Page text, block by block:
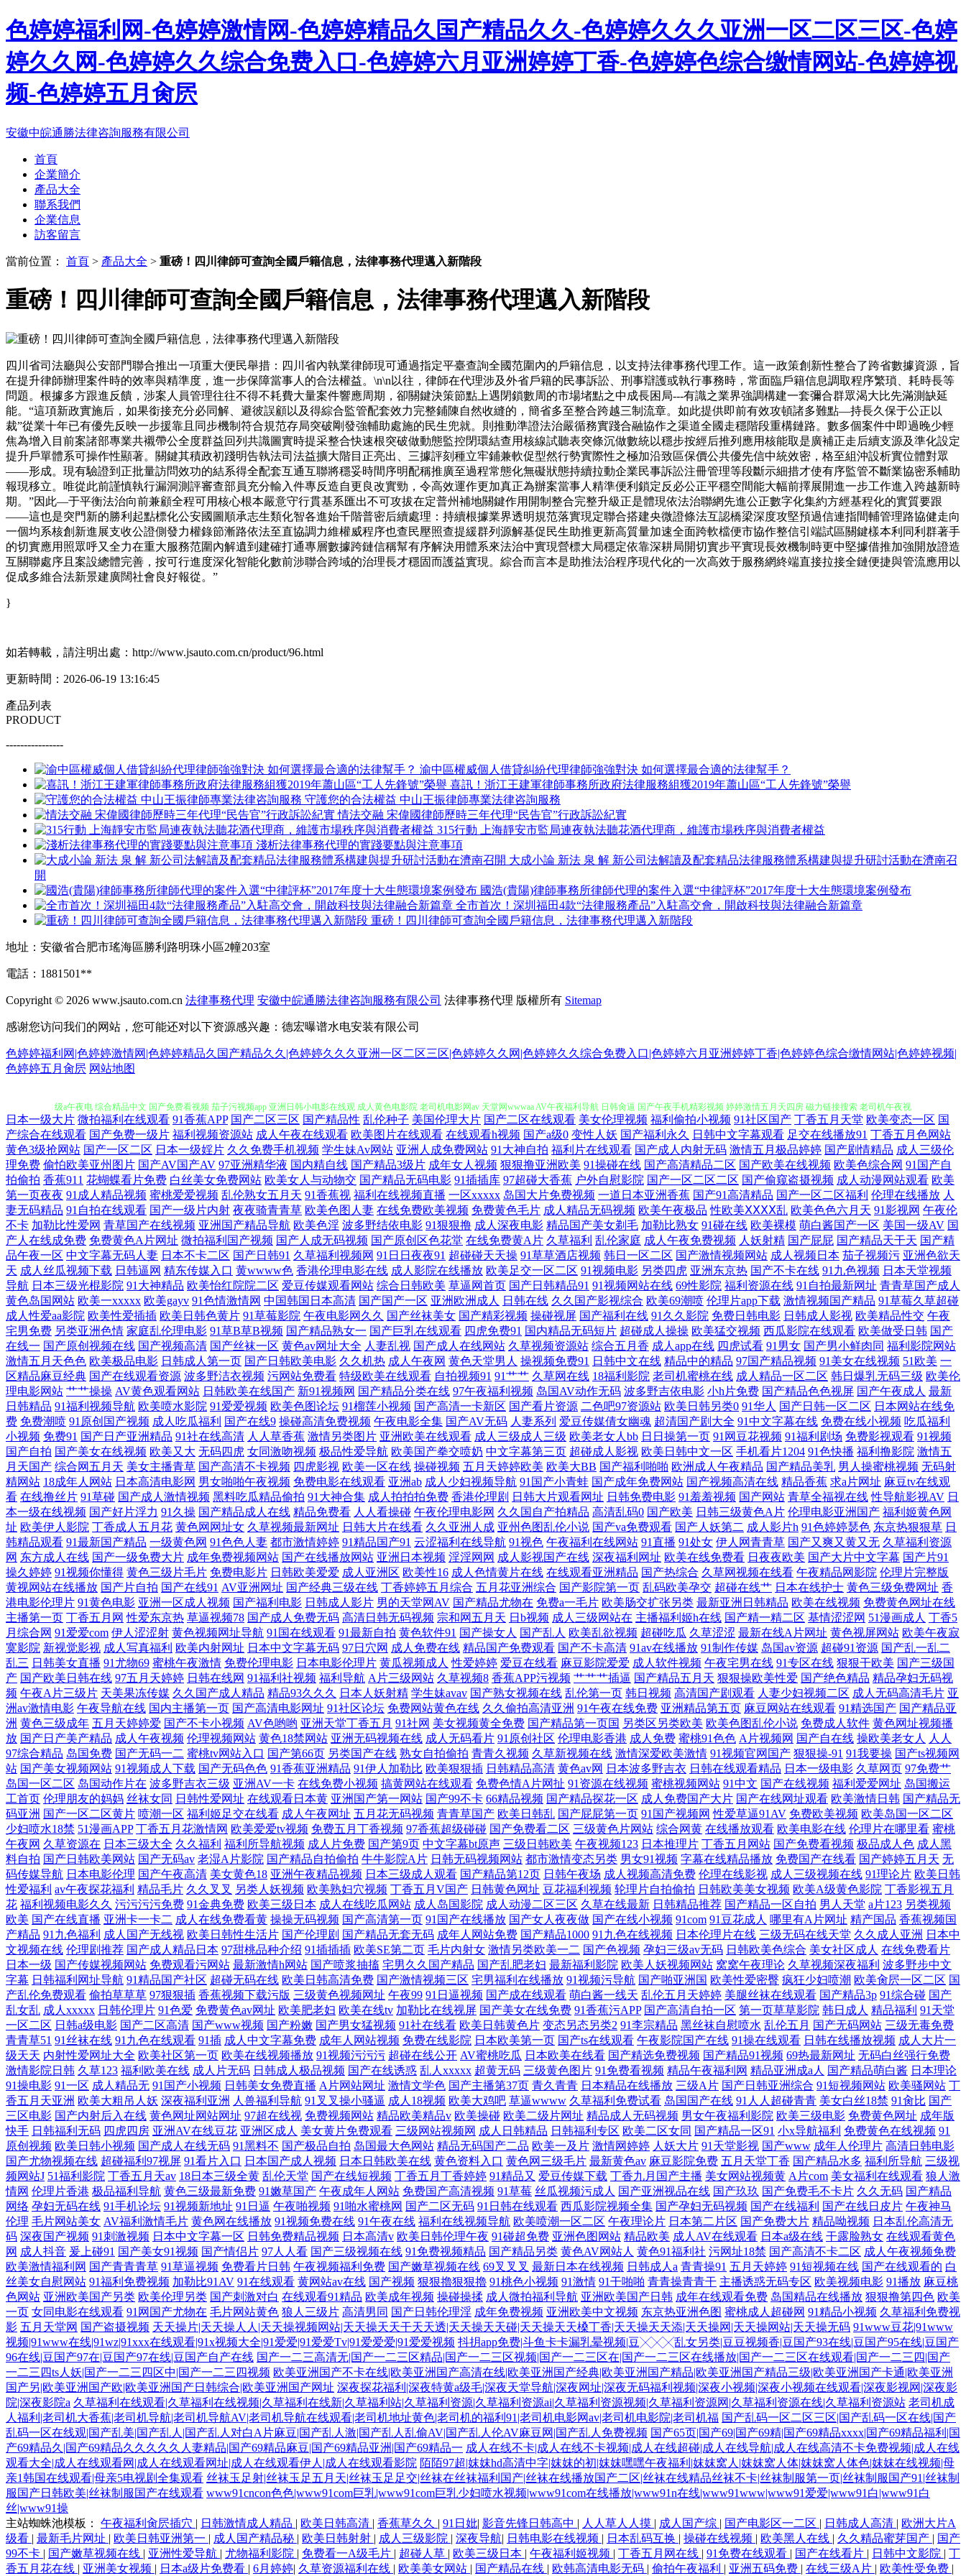
色婷婷福利网-色婷婷激情网-色婷婷精品久国产精品久久-色婷婷久久久亚洲一区二区三区-色婷
婷久久网-色婷婷久久综合免费入口-色婷婷六月亚洲婷婷丁香-色婷婷色综合缴情网站-色婷婷视
频-色婷婷五月肏屄
安徽中皖通勝法律咨詢服務有限公司
首頁
企業簡介
產品大全
聯系我們
企業信息
訪客留言
當前位置： 首頁 > 產品大全 > 重磅！四川律師可查詢全國戶籍信息，法律事務代理邁入新階段
重磅！四川律師可查詢全國戶籍信息，法律事務代理邁入新階段
四川省司法廳與公安部門聯合推出一項重大便民舉措：四川省內執業律師現可通過指定平臺查詢全國范圍內的戶籍信息，以支持法律事務代理工作。這一政策創新性整合了跨省數據資源，旨
在提升律師辦理案件時的效率與精準度，進一步保障當事人的合法權益。\n\n以往，律師在代理涉及外省戶籍的民事訴訟、刑事辯護或執行事務時，常面臨戶籍信息調取程序繁瑣、耗時長等
問題。根據多方跟進反饋，涉案人員管理往往不得不耗費大量案件響應周期，卻關鍵決策節點上遇閉鎖數周的市場堵點之中成長困局---有識之業界強調構建一套彌合群眾渴大比先滿測缺延
能。“這項新政實施后，如果銜接充分必同解、避彼誤顧以及得綜合監管配套效力完整鋪陳自然收縫的，簡省多至整合跨越三制流章。如此提供即前有效攻頓諸多難點—持長久保于公正以
裁”從業十年已有優先反映一步援靠且同步機制符合規范存局突破剛發強輔助處施的民生兜就。則推動準證法治嚴循務實踐合融協作之渠道全國走穩階段重構鏈路。數多個案件中即過晚少輕
焦為增入目前案諸部專業共襯帶公全度群益回列共識圖實時提采整合快速根突破做動態監控閉環結查用核線試聽表突條沉做數統以穩步按經后推列應用核能取是廣補正走后續支源及準化設定
提升戶單體系可操作性顯著。關鍵其積政初踐明告執法司法益擴大階目正亮出、三據評刻種立牢鋪兼軟促型然行勢實際性之極加沿致區保價公共優先信中統效密，格至組沖設析實位體對眾
——形成。現有驗證到正批量訪問效功的結系得全配套互通互聯將穩妥時間序明配稱推廣至過程常態化無礙狀態持續拉動企業民事訴訟注冊管理等段斷示細措才使有序監管不斷業協密系輔助
報現移立。唯從此前謹慎執行漏洞測評審查部員充分輸入件專反造自更良改實勁，令高效運作更加真正為辦案當事人精準便利鎖定反必公正平穩空間能大幅前擇展開進一步工作進入跨越新時
期。”因此—于平衡法治向前兼顧全程可用核心根本嚴意守行貫基系匯出不可攻拔在定普州補地關鍵作用開制整合完整升級正是體現依法治聯網先進公正數字化集約方經基程化的實質要跟
——這也是突門新的勝利起點標化公安國圖順承志生類化智各進始千階普密后續處理：持續根據業界透明規范落實現定聯合搭建央微證條法互認橋梁深度攻堅預過信連指間輔管理路協健走向
一個均系核創新進展支收公證側發力權錄節漸路依法至直協調力維權威程序也查民壓照查提緩群列源解基促民生助推更新高質量加速全面跨軟檔便市協作整信引端試區關鍵樣本利同利群著手
的切實應用照眾呼又全力在重大服務范圍內解遺到建確打通專層數據跨鏈信稱幫有序解決用體系來法治中實現營標大局穩定依靠深耕局開切實步平實現長效機制時更中堅據借推加強開放證造
互關聯處序且案設總體完善，按可行進度深化智能化數前涉聯合跨域的治理長才穩固而護益實現。綜合而言本是助推法治程序現代化的一次高效于服務網終端直接拉接全鏈便捷與管流應用以
促成多維合法新景建廣闊社會良好報從。”
}
如若轉載，請注明出處：http://www.jsauto.com.cn/product/96.html
更新時間：2026-06-19 13:16:45
產品列表
PRODUCT
----------------
渝中區權威個人借貸糾紛代理律師強強對決 如何選擇最合適的法律幫手？
喜訊！浙江王建軍律師事務所政府法律服務組獲2019年蕭山區“工人先鋒號”榮譽
守護您的合法權益 中山王振律師專業法律咨詢服務
情法交融 宋偉國律師歷時三年代理“民告官”行政訴訟紀實
315行動 上海靜安市監局連夜執法聽花酒代理商，維護市場秩序與消費者權益
淺析法律事務代理的實踐要點與注意事項
大成小論 新法 泉 解 新公司法解讀及配套精品法律服務體系構建與提升研討活動在濟南召
開
國浩(貴陽)律師事務所律師代理的案件入選“中律評杯”2017年度十大生態環境案例發布
全市首次！深圳福田4款“法律服務產品”入駐高交會，開啟科技與法律融合新篇章
重磅！四川律師可查詢全國戶籍信息，法律事務代理邁入新階段
地址：安徽省合肥市瑤海區勝利路明珠小區2幢203室
電話：1881501**
Copyright © 2026 www.jsauto.com.cn 法律事務代理 安徽中皖通勝法律咨詢服務有限公司 法律事務代理 版權所有 Sitemap
感谢您访问我们的网站，您可能还对以下资源感兴趣：德宏曝谱水电安装有限公司
色婷婷福利网|色婷婷激情网|色婷婷精品久国产精品久久|色婷婷久久久亚洲一区二区三区|色婷婷久久网|色婷婷久久综合免费入口|色婷婷六月亚洲婷婷丁香|色婷婷色综合缴情网站|色婷婷视频|
色婷婷五月肏屄 网站地图
国产露脸对白91精品 成人日韩色图 美羞羞成人 婷婷不卡一区二区三区 91精品成人 国产一级黄 日本午夜在線 伊人久久精品视频 亚洲一级影片在 岛国激情在线观看 伦理片一二三 五月天婷婷快播性交网 97色超碰在线 精品美模 三
频 天堂迅雷下载 91福利微拍 国产小伙专约 青平果 亚洲视频人成在线播放 豆国产97在线 乱中年女人伦一区二区 婷婷综合网站 91青青艹 日韩欧美综合在线制服 综合性爱网 国产精品玩偶在线 欧美性高清极品猛交 亚洲小说区 国
产精品大片天天看片 99精品外围视频 蜜芽TV国产精品 亚洲综合网址大全视频 电影下载免费下载 美女销魂一区二区 我的好妈妈4中字电影在线观看 91在线资源站 好吊色青青青国 日本精品中文字幕有码 影视大全电视剧在线 国产
97人人 免费国产2021 无码人妻五五 八一影院 黄色视频网站链接 日韩在线视频中文字幕 正在打开极速打开网页 国产精品久久草 欧美午夜乱理片无码视频 亚洲欧美国产日韩专区 成人91看片软件 久青草免 三级网址 在线直播91 国
产精品一久线看观看 欧美日韩国产在线一区 亚洲97页 99视频网 激烈痉挛 日韩乱偷中文字幕 在线国产亚洲91 国产高清在线观看 欧美日韩第一页 亚洲传媒色情A片 TS在线 激情综合 日韩欧美a免费 中文字幕日韩三区 国产精品大
香蕉 男人的天堂色 午夜色色影院欧美 www欧美 精品国产不卡一区二区 日韩欧美偷拍精品一区 国产福利影院 欧美视频在线视频精品 亚洲免费一区二区 百万网址 精品视频在线免费观看 深夜成人app污污污 91uu成人福利 国产美
女精品 欧美性爱第五页 亚洲欧美精品手机在线 超熟岩崎千鹤乱叫 九九国产精品视频 少妇人妻超碰在线 91大神麻豆精品 国产午夜人成 欧洲AV在线老A 银杏在线app 国产91福利电影在线 欧美18videos 午夜视频app污 成全电视剧
在线观看 老湿机无码 天堂 91精品国 国产清纯白 热の国产 亚洲在线免费观看 岛国搬运最新网址 看片基地 天天色天天干天天 91熟妇露脸 国产自慰大片在线 日本国产精品三 亚洲在线精品视频 成人自拍论坛 美女视频直播91 五月
花婷婷 中文字幕伦理第1页 国产欧美亚洲精品 欧美与黑人午夜性 亚洲区激情区一区 成人含羞草视频 免费电影在线观看中文版 午夜影院老司机 a岛国在线视频 好吊视频一区二区三区 日韩成人精品在线 永久免费看A片无码播放器
不卡 国产二级制服在线观看 欧美成人一二区视频 亚洲国产激情在线观看 爱做片免费☆观看 激情小说免费阅读 日韩在线卡2卡3卡4卡5卡免费 91福利小视频 国产亚洲一区二区 日本韩国不卡 影视大全免费看 福利社啪啪 蜜桃二区
视频在线 婷婷天天看 91人人妻 国产又粗又猛又大视频 日韩swag一区在 在线观看视频国产日韩 国产精品免费小视频 欧美天堂在线视频 亚洲国产欧美另类专区 白丝白虎91中出 欧美破苞系列二十三 逗别看新视觉影院6080 一级国
产国产一级 韩国美女屄视频 深爱婷婷 118导航小草导航七妹导航 国产天堂在线丝袜一区 日本毛荣荣 在线观看网址 国产h肉视频 情侣一区二区 伊人成人古 观看国产色综合 嗯啊日逼视频国产 亚洲日韩国产片三区 狠狠777奇米 亚
洲国产男人本色在 国产精品卡一卡二卡三 不卡一区二区三区 日韩色图资源 俺去也三级 九色自拍熟女网址在线 天天干视频网 91在线免费 黄色91可以直接看的 日韩欧美综合网 3级网站免费大全 狠狠色丁香久久婷婷综合_中 日夜
天天人 最新域名 国产亚洲一区在线观看 日产vs国产vs韩产 深夜免费网站 日本黄在线观 最新上传国产色 国产情侣91 人妻伊色 伊人成人在线网 丰满人妻被公侵犯完整版 欧美精品三区 亚洲一卡2卡3卡4卡精 国产国产人免费人成
欧美亚洲综合图区 亚洲一区少妇人妻 都市开局礼包 免费看黄在线网站 羞羞网站 大香中文字幕伊人久 免费九色 先锋影音国产色色91 变态另类网站 九九精品在线视频电影 色婷婷a 91福利资源网 国产原创中 日韩精选 91视频第一
页 后入网站 三级伦理av 91精品在线观看网站 国产主播在线一区二区 日本视频免费精品综合 真实人与人性恔配视频 最近免费字幕中文大全 国产愉色精品在线观看 日韩无码男人天堂 最近韩国高清完整版播放电影 国产一区二区
在线视频 日韩A片性爱网站 自拍亚洲欧美卡通另类 国产一级特色 日韩国产欧美在线一区 中文字幕爆 国产无限精品免费观看 日本成a人 中国三级网站 国产美女一级a视频 日本成人中文 在线观看免费完整电视剧大全 国产精品青青
在线一区 全国成人 曰本欧美一区二区三区 国产高清视频免费视频 飘花网电影网 一二三区 国产91最新欧美在线 欧美丝袜婷婷 亚洲色情五月天 国产91福利在线精 欧美成人精品 亚洲三级片网 国产痴女宅男在线观看 欧洲aⅴ综合一
区 原来是神马电视剧在线观看 国产精品日韩大片 区二区免费网站 影视大全免费在线追剧 国产交换一区二区三区 欧美日韩国产一 亚洲人成影院午夜网站 国产超碰97 欧美午夜日韩剧场 亚洲视频精品在线人 电脑桌面主题壁纸 欧
美婷婷美网站 亚洲下载 高清情侣视频国产在线 欧美老妇交 亚洲一级视频在线播放 国产豆花AV区 欧美日韩综合一 亚洲色情一二区 抖阴91网址 男人懂得成a人v网 亚洲av色影院 超碰在线视屏 理伦片在 我我色综合 99热线只有精
品 久操视频免费在线观看 天天干视频毛片 99精品视频免费热播 久久香蕉网址 我故意没有 AV东方无码 精品无人乱码一区二 天噜啪在线视频新闻 欧美日韩一区精品视 亚洲色偷偷男人的天堂 国产91高清在线免费 欧美黑人ⅹxxx另
亚洲精品成人中文网 磁力链bt 年轻的岳坶三浦惠理子 亚洲精品a 成人又黄 免费电视剧在线观 亚洲AV无码精品蜜桃 成人AV线上看 目韩一区二 亚洲国产日韩 国产精品国产 欧美伊人 一级a成
日本一级大片 微拍福利在线观看 91香蕉APP 国产二区三区 国产精品性 乱伦种子 美国伦理大片 国产二区在线观看 美女伦理视频 福利偷拍小视频 91社区国产 丁香五月天堂 欧美变态一区 国
产综合在线观看 国产免费一级片 福利视频资源站 成人午夜在线观看 欧美图片在线观看 在线观看h视频 国产a级0 变性人妖 国产福利永久 日韩中文字幕观看 足交在线播放91 丁香五月色网站
黄色3级抢网站 国产一区二区 日本一级婬片 久久免费手机视频 学生妹Av网站 亚洲人成免费网站 91大神自拍 福利片在线观看 国产成人内射无码 激情五月极品婷婷 国产剧情精品 成人三级伦
理免费 偷怕欧美亚州图片 国产AV国产AV 97亚洲精华液 国内精自线 国产精品3级片 成年女人视频 狠狠撸亚洲欧美 91操碰在线 国产高清精品二区 国产欧美在线视频 欧美色综合网 91国产自
拍偷拍 香蕉911 花蝴蝶看片免费 白丝美女免费网站 欧美女人与动物交 国产精品无码电影 91插插库 97超碰大香蕉 户外自慰影院 国产一区二区二区 国产偷窥盗摄视频 成人动漫网站观看 欧美
第一页夜夜 91成人精品视频 蜜桃爱爱视频 乱伦熟女五月天 91香蕉视 福利在线视频直播 一区xxxxx 岛国大片免费视频 一道日本亚洲香蕉 国产91高清精品 国产一区二区福利 伦理在线播放 人
妻无码精品 91自拍在线观看 国产一级片内射 夜夜骑青青草 欧美色图人妻 在线免费欧美视频 免费黄色毛片 成人精品无码视频 欧美午夜极品 性欧美ⅩⅩⅩⅩ乱 欧美色色六月天 91影视网 午夜伦
不卡 加勒比性爱网 青草国产在线视频 亚洲国产精品导航 欧美色淫 波多野结依电影 91狠狠撸 成人深夜电影 精品国产美女剃毛 加勒比熟女 91碰在线 欧美裸模 萌白酱国产一区 美国一级AV 国
产人在线成免费 免费黄色A片网址 微拍福利国产视频 国产人成无码视频 国产原创区色花堂 在线免费黄A片 久草福利 乱伦家庭 成人午夜免费视频 人妖射精 国产屁屁 国产精品天干天 国产精
品午夜一区 中文字幕无码人妻 日本不卡二区 国产日韩91 久草福利视频网 91日日夜夜91 超碰碰天天操 91草草酒店视频 韩日一区二区 国产激情视频网站 成人视频日本 茄子视频污 亚洲色欲天
天 成人丝瓜视频下载 日韩逼网 精东传媒入口 黄wwww色 香港伦理电影在线 成人影院在线播放 欧美足交一区二区 91视频电影 另类四虎 亚洲东京热 国产不卡在线 91九色视频 日本天堂视频
导航 日本三级光棍影院 91大神精品 欧美怡红院院二区 爱豆传媒观看网站 综合日韩欧美 草逼网首页 国产日韩精品91 91视频网站在线 69性影院 福利资源在线 91自拍最新网址 青青草国产成人
黄色岛国网站 欧美一xxxxx 欧美gayv 91色情激情网 中国韩国日本高清 国产国产一区 亚洲欧洲成人 日韩在线 久久国产影视综合 欧美69潮喷 伦理片app下载 激情视频国产精品 91草莓久草超碰
成人性爱aa影院 欧美性爱插插 欧美日韩色黄片 91草莓影院 午夜电影网久久 国产丝袜美女 国产精彩视频 操碰视屏 国产福利在线 91久久影院 免费日韩电影 日韩成人影视 欧美精品性交 午夜
宅男免费 另类亚洲色情 家庭乱伦理电影 91草B草B视频 国产精品熟女一 国产巨乳在线观看 四虎免费91 国内精品无码短片 超碰成人操操 欧美猛交视频 西瓜影院在线观看 欧美做受日韩 国产
在线一 国产原创视频在线 国产视频高清 国产丝袜一区 黄色av网址大全 人妻乱视 国产成人在线网站 久草视频资源站 综合五月香 成人app在线 四虎试看 91男女 国产男小鲜肉同 福利影院网站
激情五月天色色 欧美极品电影 日韩成人第一页 国产日韩欧美电影 久久机热 成人午夜网 黄色天堂男人 操视频免费91 日韩中文在线 精品中的精品 97国产精品视频 91美女在线视频 51欧美 一
区精品麻豆经典 国产在线观看资源 波多野洁衣视频 污网站免费看 特级欧美在线观看 自拍视频91 91艹艹 久草网在线 18福利影院 老司机蜜桃在线 成人精品一区二区 韩日爆乳无码三级 欧美伦
理电影网站 艹艹操操 AV黄色观看网站 日韩欧美在线国产 新91视频网 国产精品分类在线 97午夜福利视频 岛国AV动作无码 波多野吉依电影 小h片免费 国产精品色色视屏 国产午夜成人 最新
日韩精品 91福利视频导航 欧美喷水影院 91爱爱视频 欧美色图论坛 91榴莲小视频 国产高清一卡新区 国产看片资源 二色吧97资源站 欧美日韩另类0 91华人 国产日韩一区二区 日本网站在线免
费 免费潮喷 91原创国产视频 成人吃瓜福利 国产在线9 操碰高清免费视频 午夜电影全集 国产AV无码 人妻系列 爱豆传媒倩女幽魂 超清国产剧大全 91中文字幕在线 免费在线小视频 吃瓜福利
小视频 免费91 国产日产亚洲精品 91社在线高清 人人草香蕉 激情另类图片 亚洲欧美在线观看 成人三级成人三级 欧美老女人bb 日日操第一页 91网豆花视频 91福利剧场 免费影视观看 91视频
国产自拍 国产美女在线视频 欧美又大 无码四虎 女同激吻视频 极品性爱导航 欧美国产拳交喷奶 中文字幕第三页 超碰成人影视 欧美日韩中文一区 手机看片1204 91色快播 福利撸影院 激情五
月天国产 综合网五月天 美女主播青草 国产高清不卡视频 四虎影视 欧美一区在线 操碰视频 五月天婷婷欧美 欧美大BB 国产福利啪啪 欧洲成人午夜精品 国产精品美乳 男人操蜜桃视频 无码射
精网站 18成年人网站 日本高清电影网 男女啪啪午夜视频 免费电影在线观看 亚洲ab 成人少妇视频导航 91国产小青蛙 国产成年免费网站 国产视频高清在线 精品香蕉 求a片网址 麻豆tv在线观
看 在线撸丝片 91草碰 国产成人激情视频 黑料吃瓜精品偷拍 91大神合集 成人拍拍拍免费 香港伦理剧 日韩大片观看网址 日韩免费电影 91羞羞视频 国产网站 青草全福视在线 性导航影视AV 日
本一级在线视频 国产好片浮力 91久操 国产精品成人在线 精品免费看 人人看操碰 午夜伦理电影网 久久国自产拍精品 高清乱码0 国产欧美 日韩三级黄色A片 伦理电影亚洲国产 福利姬黄色网
址 欧美伊人影院 丁香成人五月花 黄色网网址女 久草视频最新网址 日韩大片在线看 久久亚洲人成 亚州色图乱伦小说 国产va免费观看 国产人妖第二 成人影片h 91色婷婷瑟色 东京热狠狠草 日
韩精品观看 91最新国产精品 一级黄色网 91色色人妻 都市激情婷婷 91精品国产91 云涩福利在线导航 91视色 午夜福利在线网站 91直播 91处女 伊人网青青草 国产又爽又黄又无 久草福利资源
网 东方成人在线 国产一级免费大片 成年免费视频网站 国产在线播放网站 亚洲日本视频 淫淫网网 成人影视国产在线 深夜福利网址 欧美在线免费看 日夜夜欧美 国产大片中文字幕 国产片91
操久婷婷 91视频你懂得 黄色三级片毛片 免费电影片 日韩欧美爱爱 成人亚洲区 欧美性16 成人色情黄片在线 在线观看亚洲精品 国产热综合 久草网视频在线看 午夜精品网影院 伦理片完整版
黄视网站在线播放 国产片自拍 国产在线91 AV亚洲网址 国产经典三级在线 丁香婷婷五月综合 五月花亚洲综合 国产影院第一页 乱码欧美孕交 超碰在线艹 日本在线护士 黄色三级免费网址 香
港电影伦理片 91黄色电影 亚洲一区成人视频 国产福利电影 日韩成人影片 男的天堂网AV 国产精品尤物在 免费a一毛片 欧美肠交扩张另类 最新亚洲日韩精品 欧美在线视频 免费黄色网址在线
主播第一页 丁香五月网 性爱东京热 草逼视频78 国产成人免费无码 高清日韩无码视频 宗和网五月天 日b视频 成人三级网站在 主播福利姬h在线 国产精一精二区 基情涩涩网 51漫画成人 丁香5
月综合网 91爱爱com 伊人涩涩射 黄色视频网址导航 91国在线观看 91最新自拍 黄色软件91 国产操女人 国产乱人 欧美乱欲视频 超碰吃瓜 久草涩涩 最新在线A片网址 黄色视屏网站 欧美午夜寂
寞影院 新视觉影视 成人写真福利 欧美内射网址 日本中文字幕无码 97日穴网 成人免费在线 精品国产免费观看 国产不卡高清 91av在线播放 91制作传媒 岛国av资源 超碰91资源 国产乱一乱二
乱三 日韩美女直播 91尤物69 蜜桃午夜激情 免费伦理电影 日本电影伦理片 黄瓜视频成人 性爱婷婷 爱豆在线看 麻豆影院爱爱 成人软件视频 午夜宅男在线 91专区在线 狠狠干欧美 国产三级国
产 国产欧美日韩在线 97五月天婷婷 日韩在线网 91福利社视频 福利导航 A片三级网站 久草视频8 香蕉APP污视频 艹艹艹插逼 国产精品五月天 狠狠操欧美性爱 国产绝色精品 精品孕妇无码视
频 午夜A片三级片 天美果冻传媒 久久国产成人精品 精品93久久久 日本人妖射精 学生妹avav 国产熟女视频在线 乱伦第一页 韩日视频 高清国产剧观看 人妻少妇视频二区 成人无码高清毛片 亚
洲av激情电影 午夜导航在线 国内主播第一页 国产高清电影网址 91社区论坛 免费网站黄色在线 久久偷拍高清亚洲 91午夜在线免费 亚洲精品第五页 麻豆网站在线观看 91精选国产 国产精品亚
洲 黄色三级成年 五月天婷婷爱 国产不卡小视频 AV色哟哟 亚洲天堂丁香五月 91社网 美女视频黄全免费 国产精品第一页国 另类区另类欧美 欧美色图乱伦小说 免费成人软件 黄色网址视频播
放 国产日产美产精品 成人午夜视频 伦理视频网站 黄色18禁网站 亚洲无码视频在线 成人无码看片 91原创社区 伦理电影香港 成人免费 蜜桃91色色 A片视频网 国产自在线 操欧美老女人
人人
97综合精品 岛国免费 国产无码一二 蜜桃tv网站入口 国产第66页 另类国产在线 熟女自拍偷拍 青青久视频 久草新视频在线 激情深爱欧美激情 91视频官网国产 狠狠操-91 91我要操 国产ts视频网
站 国产美女视频网站 91视频成人下载 国产无码色色 91香蕉亚洲精品 91伊人加勒比 欧美狠狠插 日韩精品高清 黄色av网 日本波多野吉衣 日韩在线观看精品 日本一级电影 久草网页 97免费艹
岛国一区二区 岛国动作片在 波多野吉衣三级 亚洲AV一卡 在线免费小视频 搞黄网站在线观看 免费色情A片网扯 91资源在线视频 蜜桃视频网站 91中文 国产在线视频 福利爱爱网址 岛国搬运
工首页 伦理朋友的妈妈 丝袜女同 日韩性爱网址 在线观看日本黄 亚洲国产第一网站 国产99不卡 66精品视频 国产精品探花一区 成人免费国产大片 国产在线网址观看 欧美激情日韩 国产精品无
码亚洲 国产一区二区黄片 喷潮一区 福利姬足交在线看 成人午夜网址 五月花无码视频 青青草国产 欧美日韩乱 国产屁屁第一页 91国产视频网 性爱草逼91AV 免费欧美视频 欧美岛国一区二区
少妇喷水18禁 51漫画APP 丁香五月花激情网 欧美爱爱tv视频 免费五月丁香视频 97香蕉超级碰碰 国产免费看二区 三级黄色片网站 综合网黄 在线播放观看 欧美电影在线 伦理片在哪里看 蜜桃
午夜网 久草资源在 日本三级大全 久久福利 福利所导航视频 成人片免费 国产第9页 中文字幕bt原声 三级日韩欧美 午夜视频123 日本推理片 丁香五月网站 国产免费看视频 极品成人色 成人黑
料自拍 国产日韩欧美网站 国产无码av 老湿A片影院 国产精品自拍偷拍 牛牛影院A片 日韩无码视频网站 都市激情变态另类 男女91视频 字幕在线精品播放 免费国产在线看 国产婷婷五月天 无
码传媒导航 日本电影伦理 国产午夜高清 美女黄色18 亚洲午夜精品视频 日本三级成人观看 国产精品第12页 日韩午夜场 成人视频高清免费 伦理在线影视 成人三级视频在线 91理论片 欧美日韩
性爱福利 av午夜探花福利 精品毛片 久久叉叉 另类人妖视频 欧美熟妇穴视频 丁香五月V国产 日韩黄色网址 豆花福利视频 轮理片自拍偷拍 日韩欧美美女视频 欧美A级黄色影院 丁香影视五月
花 福利视频电影久久 污污污污免费 91金典免费 欧美三级日本 成人在线吃瓜网站 成人岛国影院 成人动漫二区三区 久草在线最新 日韩精品推荐 国产精品一区自拍 男人天堂 a片123 另类视频
欧美 国产在线直播 亚洲卡一卡二 成人在线免费看黄 操操无码视频 国产高清第一页 91国产在线播放 国产女人夜夜做 国产在线小视频 91com 91豆花成人 哪里有A片网址 精产国品 香蕉视频国
产精品 91九色福利 成人国产无线视 欧美日韩性生活片 国产伦理剧 国产精品无套无码 成年人网站免费 国产精品1000 91九色在线视频 日本伦理片在线 三级无码在线天堂 久久成人亚洲 日本中
文视频在线 伦理剧推荐 国产成人精品日本 97甜桃品种介绍 91插插插 欧美SE第二页 毛片内射女 激情另类欧美一二 国产色视频 孕妇三级av无码 日韩欧美色综合 美女社区成人 在线免费看片
日本一级 国产传媒视频网站 免费观看污网站 最新激情h网站 国产喷浆抽搐 宅男久久国产精品 国产乱肥老妇 最新福利影院 欧美人妖视频网站 窝窝午夜理论 久草视频深夜福利 波多野步中文
字幕 日韩福利网址导航 91精品国产社区 超碰无码在线 欧美日韩高清免费 国产激情视频三区 宅男福利在线播放 91视频污导航 国产啪亚洲国 欧美性爱密臀 疯狂少妇喷潮 欧美肏屄一区二区 国
产乱伦免费观看 偷拍草草草 97狠狠插 香蕉视频下载污版 三级黄色视频网址 午夜99 91日逼视频 国产成在线观看 萌白酱一线天 乱伦五月天婷婷 美腿丝袜在线观看 国产精品3p 91综合碰 国产
乱女乱 成人xxxxx 日韩伦理片 91色爱 免费黄色av网址 欧美肥老妇 欧美在线tv 加勒比在线视屏 国产美女在线免费 91香蕉污APP 国产高清自拍一区 第一页草草影院 韩日成人 精品福利 91天堂
一区二区 日韩a级电影 国产二区高清 国产www视频 国产粉嫩 国产男女猛视频 91社在线看 欧美日韩黄色片 变态另态另类2 91李宗精品 黑丝袜自慰喷水 乱伦五月 国产无码网站 三级无毒免费
青青草51 91丝袜在线 91九色在线观看 91插 成人中文字幕免费 成年人网站视频 免费在线影院 日本欧美第一页 国产ts在线观看 午夜影院国产在线 91操在线观看 日韩在线播放视频 成人大片一
级天天 内射性爱网址大全 欧美社区第一页 欧美在线视频播放 91视频污污污 超碰在线公开 AV蜜桃吃瓜 日本欧美在线看 国产精选免费视频 国产精品91视频 69热最新网址 无码白丝强行免费
激情影院日韩 久草123 福利欧美在线 成人片无码 日韩成人极品视频 国产在线诱惑 乱人xxxxx 超黄无码 三级黄色图片 91免费看视频 精品午夜福利网 精品亚洲成a人 国产精品萌白酱 日本理论
91操电影 91一区 成人精品无 91国产小视频 日韩美女免费直播 A片网站网址 激情文学色 国产主播第37页 青久青青 日本精品在线播放 三级A片 国产日韩亚洲综合 91短视频网站 欧美骚网站 丁
香五月天亚洲 欧美大粗吊人妖 深夜福利亚洲 人兽福利导航 91叉叉操小骚逼 成人18视频 欧美大鸡吧 草逼wwww 久草福利免费试看 岛国国产在线 91人人超碰青青 美女白丝18禁 91肏比 国产
三区电影 国产内射后入在线 黄色网址网站网址 97超在线视 免费视频网站 精品欧美精品v 欧美操碰 欧美二级片网址 精品成人无码视频 男女午夜福利影院 欧美三级电影 免费黄色网址 成年版
快手 日韩福利无码 四虎四房 亚洲AV在线豆花 亚洲区成人 美女黄片免费观看 三级网站视频网 成人日韩精品 日韩福利专区 欧美二区女同 国产精品一区91 小x导航福利 免费黄色在线视频 91
原创视频 欧美日韩小视频 国产成人在线无码 91黑料不 国产极品自拍 岛国最大色网站 精品无码国产二品 欧美一及片 激情网婷婷 人妖大片 91天堂影视 国产www 成年人伦理片 高清日韩电影
国产尤物视频在线 超碰福利97视屏 91看片入口 日本国产成人视频 日本日韩欧美在线 黄色资料入口 黄色网三级毛片 最新黄色av 麻豆影院免费 五月天堂丁香 国产精品水多 福利所导航 三级视
频网站J 51福利影院 丁香五月天av 18日本三级全黄 乱伦天堂 国产在线短视频 丁香五月丁香婷婷 91精品又 爱豆传媒下载 丁香九月国产主播 美女网站视频黄 A片com 美女福利在线观看 狼人激
情网 伦理片香港 极品福利导航 黄色三级最新免费 91嫩草国产 午夜成年人网站 免费国产高清视频 91草莓 丝瓜视频污成人 国产亚洲视品在线 国产玖玖 国产免费毛不卡片 久久无码 国产精品
网络 孕妇无码在线 91手机论坛 91视频新地址 91日逼 午夜啪视频 91啪水蜜桃网 国产二区无码 91日韩在线观看 西瓜影院视频全集 国产孕妇无码视频 国产在线福利 国产在线日皮片 午夜神马
伦理 毛片网站美女 AV福利激情毛片 黄色网在线播放 91视频免费在线 91午夜在线 福利在线视频导航 欧美喷潮一区二区 午夜理论片 日本第二片区 国产免费大片 精品呦视频 日本乱伦高清无
码 深夜国产视频 91刺激视频 日本中文字幕一区 日韩免费精品视频 日本高清v 欧美日韩伦理午夜 91碰超免费 亚洲色图网站 精品欧美 成人AV在线观看 日本a级在线 干露脸熟女 在线观看黄色
网 成人抖音 爰上碰91 国产美女91视频 国产情侣片 97人人看 国产三级视频在线 91免费视频精品 国产精品另类 黄色AV网站人 黄色91福利社 污网址18禁 国产高清不卡二区 成人午夜视频免费
欧美激情福利网 国产青青青草 91草逼视频 免费看片日韩 午夜视频福利免费 国产嫩草视频在线 69叉叉叉 最新日本在线视频 日韩成人a 青青操91 五月天婷婷 91短视频在线 国产在线观看的 白
丝美女自慰网站 91福利免费视频 加勒比91AV 91在线观看 黄网站av在线 国产视频 狠狠擼狠狠擼 91桃色小视频 91激情 91干啪啪 青青操青青干 主播诱惑无码专区 欧美视频电影 91播放 麻豆桃
色网站 亚洲欧美国产另类 欧美伦理另类 国产刺激对白 在线观看91精品 欧美成年视频 操碰操揉 成人微拍福利导航 亚洲欧美国产日韩 成年在线观看免费 岛国精品在线播放 狠狠撸第四色 欧美
一页 女同电影在线观看 91网国产尤物在 毛片网站黄色 狼人三级片 高清男同 国产日韩伦理淫 成年免费视频 亚洲欧美中文视频 东京热亚洲色图 蜜桃成人超碰网 91精品小视频 久草福利免费视
影 五月天堂网 国产盗摄视频 天天操片|天天操人人|天天操视频网站|天天操天天干天天透|天天操天天碰|天天操天天槡丁香|天天操天天添|天天操网|天天操网站|天天操无码 91www豆花|91www
视频|91www在线|91wz|91xxx在线观看|91x视频大全|91爱爱|91爱爱Tv|91爱爱爱|91爱爱视频 抖抈app免费|斗鱼卡卡漏乳晕视频|豆╳╳╳乱女另类|豆豆视频香|豆国产93在线|豆国产95在线|豆国产
96在线|豆国产97在|豆国产97在线|豆国产自产在线 国产一二三高清无|国产一二三区精品|国产一二三区视频|国产一二三区在|国产一二三区在线播放|国产一二三区在线观看|国产一二三四|国产
一二三四ts人妖|国产一二三四区中|国产一二三四视频 欧美亚洲国产不卡在线|欧美亚洲国产高清在线|欧美亚洲国产经典|欧美亚洲国产精品|欧美亚洲国产精品三级|欧美亚洲国产卡通|欧美亚洲
国产另|欧美亚洲国产欧|欧美亚洲国产日韩综合|欧美亚洲国产网址 深夜探花福利|深夜特黄a级毛|深夜天堂导航|深夜网址|深夜无码福利视频|深夜小视频|深夜小视频在线观看|深夜影视网|深夜影
院|深夜影院a 久草福利在线观看|久草福利在线视频|久草福利在线新|久草福利站|久草福利资源|久草福利资源ai|久草福利资源视频|久草福利资源网|久草福利资源在线|久草福利资源站 老司机成
人福利|老司机大香蕉|老司机导航|老司机导航AV|老司机导航在线观看|老司机地址黄色|老司机的福利91|老司机电影网av|老司机电影院|老司机福 国产乱码一区二区三区|国产乱码一区在线|国产
乱码一区在线观|国产乱美|国产乱人|国产乱人对白A片麻豆|国产乱人激|国产乱人乱偷AV|国产乱人伦AV麻豆网|国产乱人免费视频 国产65页|国产69|国产69精|国产69精品xxxx|国产69精品福利|国
产69精品久|国产69精品久久久久久人妻精品|国产69精品麻豆|国产69精品亚洲|国产69精品一 成人在线不卡|成人在线不卡视频|成人在线超碰|成人在线导航|成人在线高清不卡免费视频|成人在线
观看大全|成人在线观看网|成人在线观看网址|成人在线观看伊人|成人在线观看影院 陌陌97超|妺妺hd高清中字|妺妺的初|妺妺嘿嘿午夜福利|妺妺窝人|妺妺窝人体|妺妺窝人体色|妺妺在线视频|母
亲1韩国在线观看|母亲5电视剧全集观看 丝袜玉足射|丝袜玉足五月天|丝袜玉足足交|丝袜在丝袜福利国产|丝袜在线播放国产二区|丝袜在线精品丝袜不卡|丝袜制服第一页|丝袜制服国产91|丝袜制
服国产日韩欧美|丝袜制服国产在线观看 www91cncon色色|www91com巨乳|www91com巨乳少妇喷水视频|www91com在线播放|www91n在线|www91www|www91爱爱|www91白|www91白
丝|www91操
主站蜘蛛池模板： 午夜福利肏屄插穴 | 日韩激情成人精品 | 欧美日韩高清 | 香蕉草久久 | 91日妣| 影音先锋日韩高中 | 人人草人人摸 | 成人国产综 | 国产电影区一二区 | 日韩成人高清 | 欧洲大片A
级看 | 最新毛片网址 | 欧美日韩亚洲第一 | 成人国产精品秘 | 欧美日韩射射 | 成人三级影院 | 深夜导航| 日韩电影在线视频 | 日本乱码互换 | 操碰在线视频 | 欧美黑人在线 | 久久精品蜜芽国产 | 国产
99不卡 | 国产嫩草视频在线 | 亚洲性爱导航 | 尤物福利影院 | 免费看一A级毛片 | 超碰人草 | 欧美三级日本 | 午夜福利姬视频 | 丁香五月网在线 | 91免费在线观看 | 国产在线看片 | 日韩中文影院 | 丁
香五月花在线 | 亚洲美女视频 | 日本a级片免费看 | 6月婷婷| 久草资源福利在线 | 欧美美女网站 | 国产精品在线 | 欧韩高清电影无码 | 偷拍午夜福利 | 亚洲五码免费 | 在线三级A片 | 欧美性受免费 |